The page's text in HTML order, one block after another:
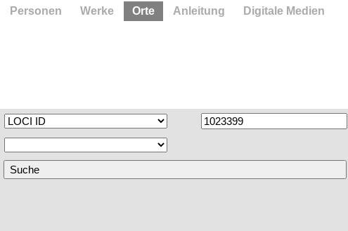
Personen Werke Orte Anleitung Digitale Medien